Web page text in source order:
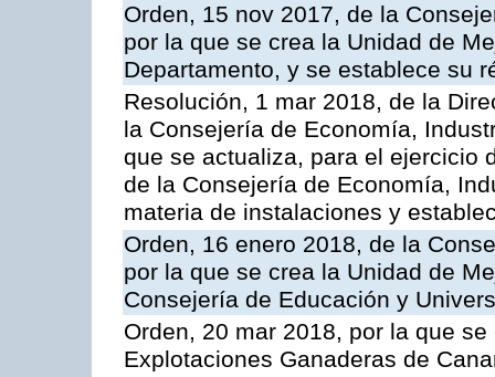
Orden, 15 nov 2017, de la
por la que se crea la Unidad de
Departamento, y se establece su
Resolución, 1 mar 2018, de la
la Consejería de Economía,
que se actualiza, para el ejercicio
de la Consejería de Economía,
materia de instalaciones y
Orden, 16 enero 2018, de la
por la que se crea la Unidad de
Consejería de Educación y
Orden, 20 mar 2018, por la que
Explotaciones Ganaderas de